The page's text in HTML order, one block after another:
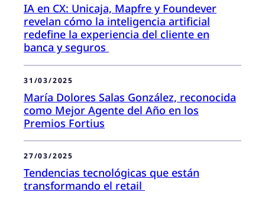
IA en CX: Unicaja, Mapfre y Foundever
revelan cómo la inteligencia artificial
redefine la experiencia del cliente en
banca y seguros
31/03/2025
María Dolores Salas González, reconocida
como Mejor Agente del Año en los
Premios Fortius
27/03/2025
Tendencias tecnológicas que están
transformando el retail